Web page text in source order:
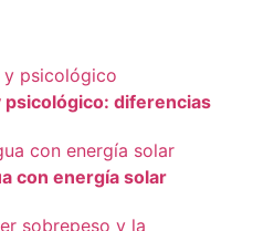
diferencias
con energía solar